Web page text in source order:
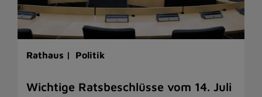
Rathaus | Politik
Wichtige Ratsbeschlüsse vom 14. Juli